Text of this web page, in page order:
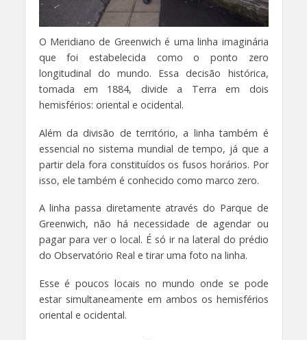
O Meridiano de Greenwich é uma linha imaginária
que foi estabelecida como o ponto zero
longitudinal do mundo. Essa decisão histórica,
tomada em 1884, divide a Terra em dois
hemisférios: oriental e ocidental.
Além da divisão de território, a linha também é
essencial no sistema mundial de tempo, já que a
partir dela fora constituídos os fusos horários. Por
isso, ele também é conhecido como marco zero.
A linha passa diretamente através do Parque de
Greenwich, não há necessidade de agendar ou
pagar para ver o local. É só ir na lateral do prédio
do Observatório Real e tirar uma foto na linha.
Esse é poucos locais no mundo onde se pode
estar simultaneamente em ambos os hemisférios
oriental e ocidental.